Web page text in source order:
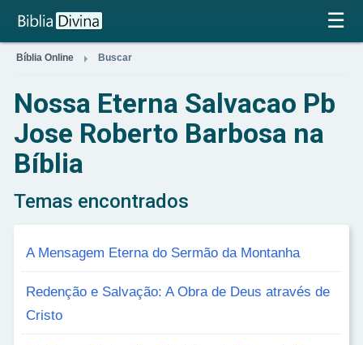
×
☰
Bíblia Online  Buscar
Nossa Eterna Salvacao Pb
Jose Roberto Barbosa na
Bíblia
Temas encontrados
A Mensagem Eterna do Sermão da Montanha
Redenção e Salvação: A Obra de Deus através de
Cristo